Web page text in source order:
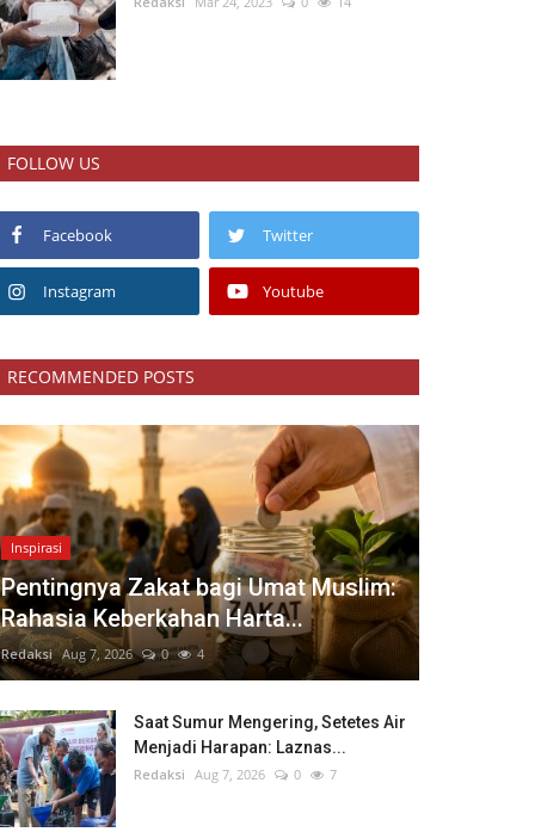
FOLLOW US
Facebook Twitter
Instagram Youtube
RECOMMENDED POSTS
Inspirasi
Pentingnya Zakat bagi Umat Muslim:
Rahasia Keberkahan Harta...
Redaksi Aug 7, 2026 0 4
Saat Sumur Mengering, Setetes Air
Menjadi Harapan: Laznas...
Redaksi Aug 7, 2026 0 7